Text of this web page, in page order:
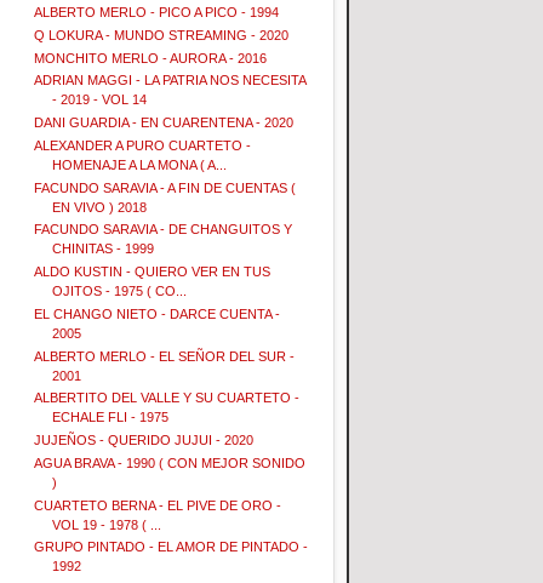
ALBERTO MERLO - PICO A PICO - 1994
Q LOKURA - MUNDO STREAMING - 2020
MONCHITO MERLO - AURORA - 2016
ADRIAN MAGGI - LA PATRIA NOS NECESITA
- 2019 - VOL 14
DANI GUARDIA - EN CUARENTENA - 2020
ALEXANDER A PURO CUARTETO -
HOMENAJE A LA MONA ( A...
FACUNDO SARAVIA - A FIN DE CUENTAS (
EN VIVO ) 2018
FACUNDO SARAVIA - DE CHANGUITOS Y
CHINITAS - 1999
ALDO KUSTIN - QUIERO VER EN TUS
OJITOS - 1975 ( CO...
EL CHANGO NIETO - DARCE CUENTA -
2005
ALBERTO MERLO - EL SEÑOR DEL SUR -
2001
ALBERTITO DEL VALLE Y SU CUARTETO -
ECHALE FLI - 1975
JUJEÑOS - QUERIDO JUJUI - 2020
AGUA BRAVA - 1990 ( CON MEJOR SONIDO
)
CUARTETO BERNA - EL PIVE DE ORO -
VOL 19 - 1978 ( ...
GRUPO PINTADO - EL AMOR DE PINTADO -
1992